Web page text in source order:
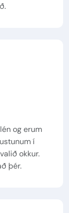
og erum
í
okkur.
þér.